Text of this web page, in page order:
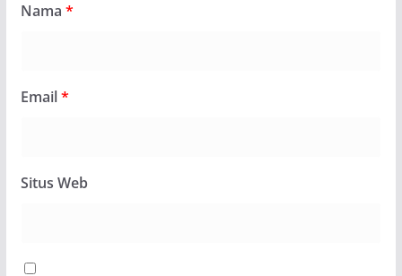
Nama *
Email*
Situs Web